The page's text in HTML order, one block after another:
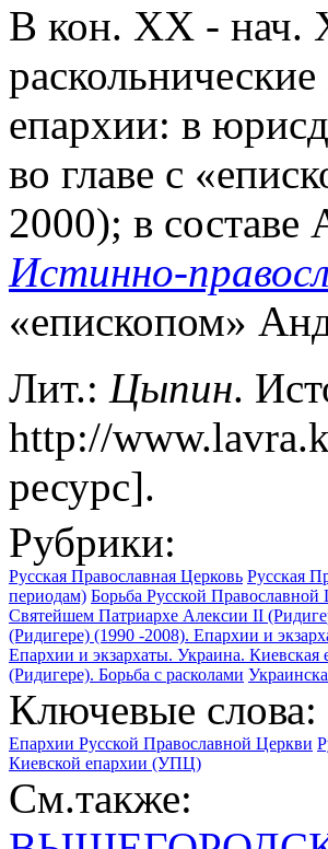
В кон. XX - нач.
епархии: в
во главе с
2000); в составе
Истинно-
«епископом»
Лит.: Цыпин.
http://
ресурс].
Рубрики:
Русская Православная Церковь Русская
периодам) Борьба Русской
Святейшем Патриархе Алексии II
(Ридигере) (1990 -2008). Епархии и
Епархии и экзархаты. Украина. Киевская
(Ридигере). Борьба с расколами
Ключевые слова:
Епархии Русской Православной Церкви
Киевской епархии (УПЦ)
См.также: